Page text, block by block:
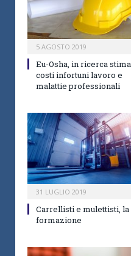
5 AGOSTO 2019
Eu-Osha, in ricerca stima
costi infortuni lavoro e
malattie professionali
31 LUGLIO 2019
Carrellisti e mulettisti, la
formazione